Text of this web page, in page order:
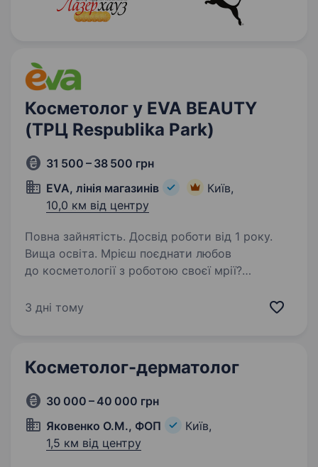
Косметолог у EVA BEAUTY
(ТРЦ Respublika Park)
31 500 – 38 500 грн
EVA, лінія магазинів
Київ,
10,0 км від центру
Повна зайнятість. Досвід роботи від 1 року.
Вища освіта. Мрієш поєднати любов
до косметології з роботою своєї мрії?
Ми пропонуємо можливість професійного
3 дні тому
Косметолог-дерматолог
30 000 – 40 000 грн
Яковенко О.М., ФОП
Київ,
1,5 км від центру